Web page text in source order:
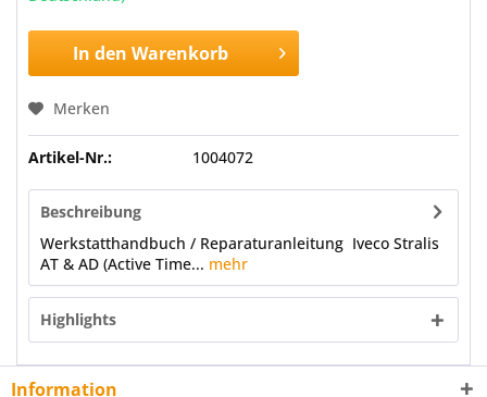
In den Warenkorb
Merken
Artikel-Nr.: 1004072
Beschreibung
Werkstatthandbuch / Reparaturanleitung Iveco Stralis
AT & AD (Active Time... mehr
Highlights
Information